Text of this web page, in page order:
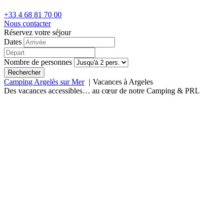
+33 4 68 81 70 00
Nous contacter
Réservez votre séjour
Dates
Nombre de personnes
Rechercher
Camping Argelès sur Mer
Vacances à Argeles
Des vacances accessibles… au cœur de notre Camping & PRL